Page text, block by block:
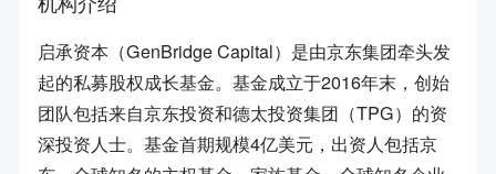
启承资本（GenBridge Capital）是由京东集团牵头发
起的私募股权成长基金。基金成立于2016年末，创始
团队包括来自京东投资和德太投资集团（TPG）的资
深投资人士。基金首期规模4亿美元，出资人包括京